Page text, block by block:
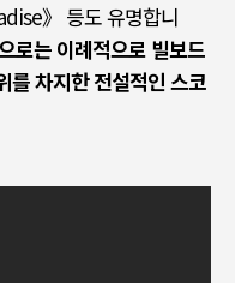
》 등도 유명합니
로는 이례적으로 빌보드
를 차지한 전설적인 스코